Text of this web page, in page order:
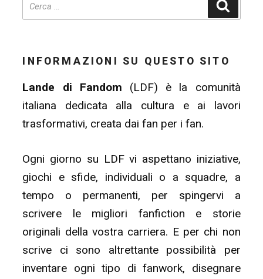
INFORMAZIONI SU QUESTO SITO
Lande di Fandom (LDF) è la comunità
italiana dedicata alla cultura e ai lavori
trasformativi, creata dai fan per i fan.
Ogni giorno su LDF vi aspettano iniziative,
giochi e sfide, individuali o a squadre, a
tempo o permanenti, per spingervi a
scrivere le migliori fanfiction e storie
originali della vostra carriera. E per chi non
scrive ci sono altrettante possibilità per
inventare ogni tipo di fanwork, disegnare